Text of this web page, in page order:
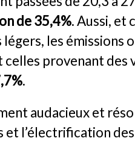
de 35,4%. Aussi, et
les émissions
celles provenant des
.
audacieux et
l’électrification